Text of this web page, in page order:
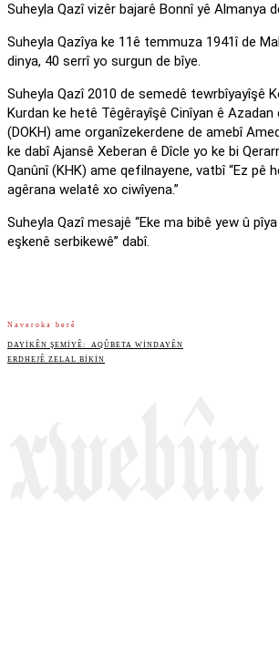
Suheyla Qazî vizêr bajarê Bonnî yê Almanya
Suheyla Qazîya ke 11ê temmuza 1941î de
dinya, 40 serrî yo surgun de bîye.
Suheyla Qazî 2010 de semedê tewrbîyayîşê
Kurdan ke hetê Têgêrayîşê Cinîyan ê Azadan
(DOKH) ame organîzekerdene de amebî
ke dabî Ajansê Xeberan ê Dîcle yo ke bi
Qanûnî (KHK) ame qefilnayene, vatbî “Ez pê
agêrana welatê xo ciwîyena.”
Suheyla Qazî mesajê “Eke ma bibê yew û
eşkenê serbikewê” dabî.
Naveroka berê
DAYIKÊN ŞEMIYÊ: AQÛBETA WINDAYÊN
ERDHEJÊ ZELAL BIKIN